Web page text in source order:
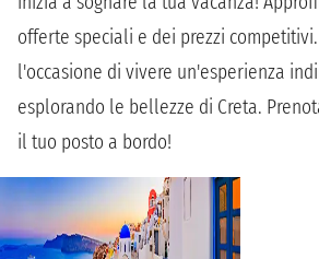
offerte speciali e dei prezzi competitivi.
l'occasione di vivere un'esperienza
esplorando le bellezze di Creta.
il tuo posto a bordo!